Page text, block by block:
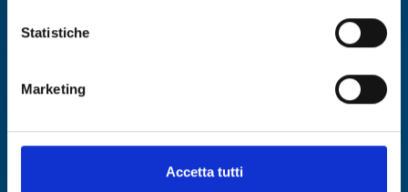
Statistiche
Marketing
Accetta tutti
ID: TRDE20260413017
DISCOVER MORE →